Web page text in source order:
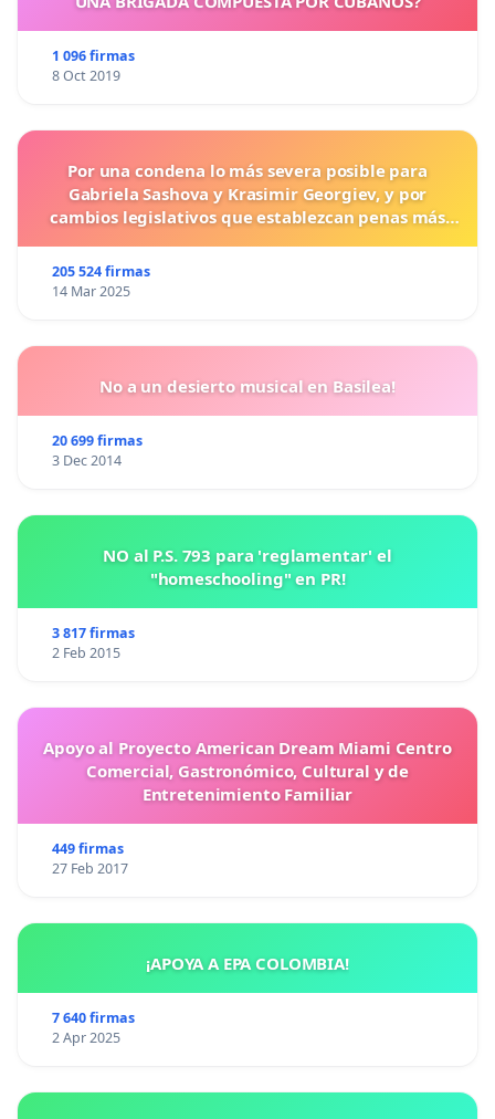
1 096 firmas
8 Oct 2019
Por una condena lo más severa posible para
Gabriela Sashova y Krasimir Georgiev, y por
cambios legislativos que establezcan penas más
205 524 firmas
14 Mar 2025
No a un desierto musical en Basilea!
20 699 firmas
3 Dec 2014
NO al P.S. 793 para 'reglamentar' el
"homeschooling" en PR!
3 817 firmas
2 Feb 2015
Apoyo al Proyecto American Dream Miami Centro
Comercial, Gastronómico, Cultural y de
Entretenimiento Familiar
449 firmas
27 Feb 2017
¡APOYA A EPA COLOMBIA!
7 640 firmas
2 Apr 2025